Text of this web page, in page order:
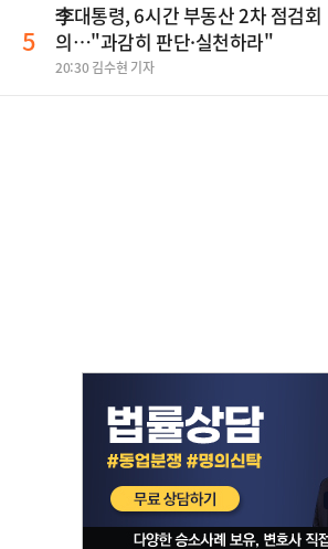
5
李대통령, 6시간 부동산 2차 점검회
의…"과감히 판단·실천하라"
20:30 김수현 기자